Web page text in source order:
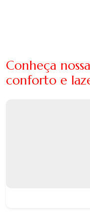
Conheça
conforto e